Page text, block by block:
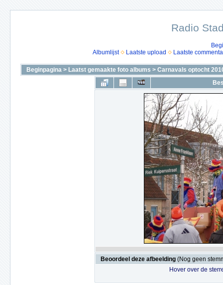
Radio
Albumlijst
Laatste upload Laatste
Beginpagina > Laatst gemaakte foto albums > Carnavals optocht
Beoordeel deze afbeelding (Nog geen
Hover over de